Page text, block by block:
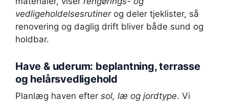
vedligeholdelsesrutinerog deler tjeklister, så
renovering og daglig drift bliver både sund og
holdbar.
Have & uderum: beplantning, terrasse
og helårsvedligehold
Planlæg haven efter sol, læ og jordtype. Vi